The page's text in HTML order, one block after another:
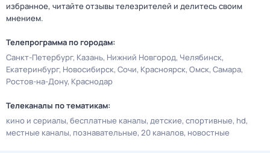
избранное, читайте отзывы телезрителей и делитесь своим
мнением.
Телепрограмма по городам:
Санкт-Петербург Казань Нижний Новгород Челябинск
Екатеринбург Новосибирск Сочи Красноярск Омск Самара
Ростов-на-Дону Краснодар
Телеканалы по тематикам:
кино и сериалы бесплатные каналы детские спортивные hd
местные каналы познавательные 20 каналов новостные